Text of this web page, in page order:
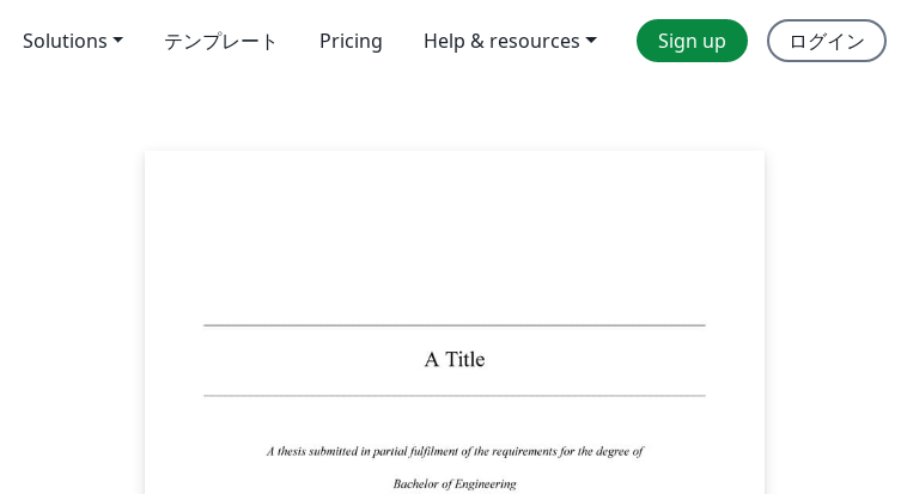
Solutions テンプレート Pricing Help & resources Sign up ログイン